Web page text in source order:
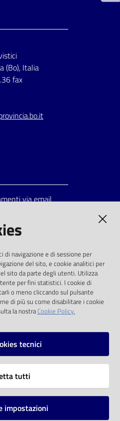
(Bo), Italia
fax
via email
dalla direttiva
dal d.lgs. 36/2006
navigazione e di sessione per
del sito, e cookie analitici per
sito da parte degli utenti. Utilizza
per fini statistici. I cookie di
o meno cliccando sul pulsante
di più su come disabilitare i cookie
la nostraCookie Policy.
tecnici
tutti
impostazioni